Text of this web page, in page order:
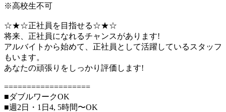
※高校生不可
☆★☆正社員を目指せる☆★☆
将来、正社員になれるチャンスがあります!
アルバイトから始めて、正社員として活躍しているスタッフ
もいます。
あなたの頑張りをしっかり評価します!
===================
■ダブルワークOK
■週2日・1日4, 5時間〜OK